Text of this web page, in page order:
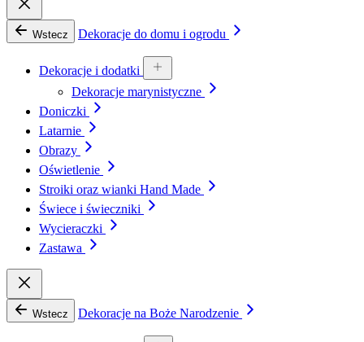
Wstecz Dekoracje do domu i ogrodu
Dekoracje i dodatki
Dekoracje marynistyczne
Doniczki
Latarnie
Obrazy
Oświetlenie
Stroiki oraz wianki Hand Made
Świece i świeczniki
Wycieraczki
Zastawa
Wstecz Dekoracje na Boże Narodzenie